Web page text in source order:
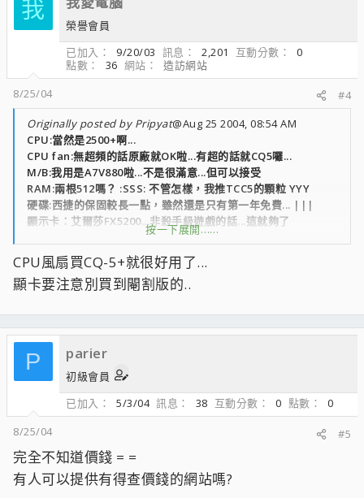
我
榮譽會員
已加入
9/20/03 訊息 2,201 互動分數
0
點數
36 網站
造訪網站
8/25/04
#4
Originally posted by Pripyat@Aug 25 2004, 08:54 AM
CPU:當然是2500+啊...
CPU fan:無超頻的話原廠就OK啦...有超的話就CQ5囉...
M/B:我用是A7V880啦...不是很滿意...但可以接受
RAM:兩根512嗎？ :SSS: 不管怎樣，我推TCC5的顆粒 YYY
硬碟:西捷的保固較長一點，雖然還是只有第一年免費... |||
顯示卡：艾爾莎FX5200...非殺手級遊戲的話...這就夠了
POWER:只要不是雜牌的300W差不多就可以了...
DVD播放機:SONY的吧...爽度100
燒錄機:一樣是SONY的CRX230A...超爽 YYY
機殼:青菜啦...
要做點末珜?..免的到時候被坑都不知道... :QQQ:
按一下展開……
CPU風扇買CQ-5+就很好用了...
顯卡要注意別買到閹割版的..
P parier
初級會員
已加入
5/3/04 訊息 38 互動分數 0 點數
0
8/25/04
#5
完全不知道價錢 = =
有人可以提供有得查價錢的網站嗎?